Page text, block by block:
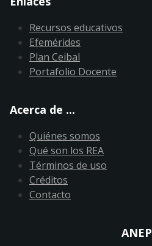
Recursos educativos
Efemérides
Plan Ceibal
Portafolio Docente
Acerca de ...
Quiénes somos
Qué son los REA
Términos de uso
Créditos
Contacto
ANEP